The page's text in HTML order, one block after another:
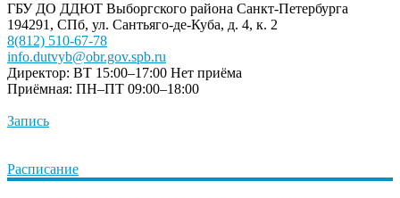
ГБУ ДО ДДЮТ Выборгского района Санкт-Петербурга
194291, СПб, ул. Сантьяго-де-Куба, д. 4, к. 2
8(812) 510-67-78
info.dutvyb@obr.gov.spb.ru
Директор: ВТ 15:00–17:00 Нет приёма
Приёмная: ПН–ПТ 09:00–18:00
Запись
Расписание